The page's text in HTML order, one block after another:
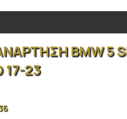
BMW 5
17-23